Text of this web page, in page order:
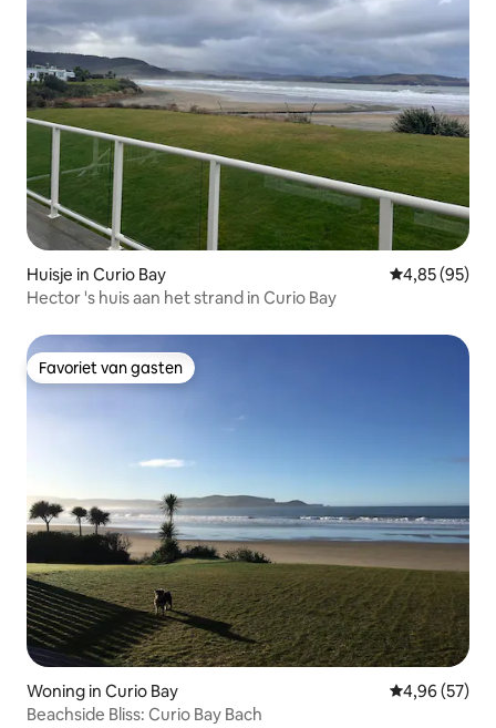
Huisje in Curio Bay Gemiddelde
4,85 (95)
Hector 's huis aan het strand in Curio Bay
Favoriet van gasten
Favoriet van gasten
Woning in Curio Bay Gemiddelde
4,96 (57)
Beachside Bliss: Curio Bay Bach